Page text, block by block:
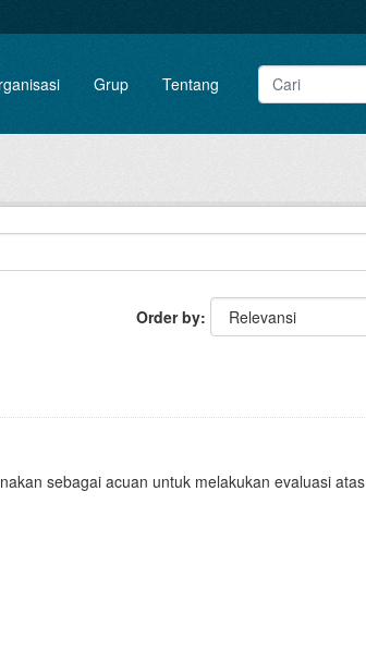
Grup Tentang
Order by
sebagai acuan untuk melakukan evaluasi atas